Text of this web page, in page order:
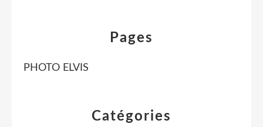
Catégories
Pages
PHOTO ELVIS